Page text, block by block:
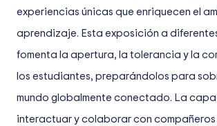
experiencias únicas que enriquecen el
aprendizaje. Esta exposición a
fomenta la apertura, la tolerancia y la
los estudiantes, preparándolos para
mundo globalmente conectado. La
interactuar y colaborar con compañeros